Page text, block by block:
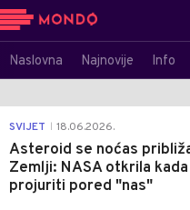
Naslovna Najnovije Info
SVIJET 18.06.2026.
Asteroid se noćas
Zemlji: NASA otkrila
projuriti pored "nas"